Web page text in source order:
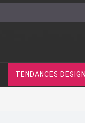
TENDANCES DESIGN